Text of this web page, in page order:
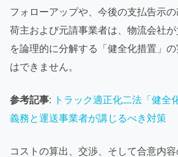
フォローアップや、今後の支払告示の
荷主および元請事業者は、物流会社
を論理的に分解する「健全化措置」
はできません。
参考記事:
トラック適正化二法「健全
義務と運送事業者が講じるべき対策
コストの算出、交渉、そして合意内